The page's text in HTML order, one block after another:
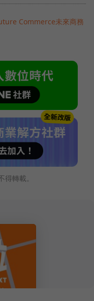
Commerce未來商務
轉載。